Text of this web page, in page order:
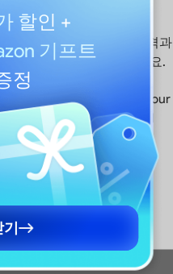
시나요? 보다 적절한 가격과
의 사이트를 방문해주세요.
this region? Visit your
pricing, promotions, and
계속 가기
Site
에 대해 더 알아보기>>
가격
할인 +
기프트
정